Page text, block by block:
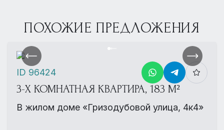
ПОХОЖИЕ ПРЕДЛОЖЕНИЯ
3-Х КОМНАТНАЯ КВАРТИРА, 183 М²
В жилом доме «Гризодубовой улица, 4к4»
ID 96424